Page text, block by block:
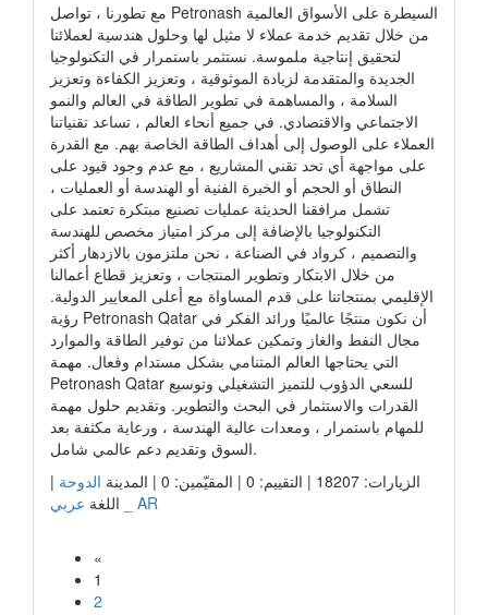
مع تطورنا ، تواصل Petronash السيطرة على الأسواق العالمية
من خلال تقديم خدمة عملاء لا مثيل لها وحلول هندسية لعملائنا
لتحقيق إنتاجية ملموسة. نستثمر باستمرار في التكنولوجيا
الجديدة والمتقدمة لزيادة الموثوقية ، وتعزيز الكفاءة وتعزيز
السلامة ، والمساهمة في تطوير الطاقة في العالم والنمو
الاجتماعي والاقتصادي. في جميع أنحاء العالم ، تساعد تقنياتنا
العملاء على الوصول إلى أهداف الطاقة الخاصة بهم. مع القدرة
على مواجهة أي تحد تقني المشاريع ، مع عدم وجود قيود على
النطاق أو الحجم أو الخبرة الفنية أو الهندسة أو العمليات ،
تشمل مرافقنا الحديثة عمليات تصنيع مبتكرة تعتمد على
التكنولوجيا بالإضافة إلى مركز امتياز مخصص للهندسة
والتصميم ، كرواد في الصناعة ، نحن ملتزمون بالازدهار أكثر
من خلال الابتكار وتطوير المنتجات ، وتعزيز قطاع أعمالنا
الإقليمي بمنتجاتنا على قدم المساواة مع أعلى المعايير الدولية.
رؤية Petronash Qatar أن نكون منتجًا عالميًا ورائد الفكر في
مجال النفط والغاز وتمكين عملائنا من توفير الطاقة والموارد
التي يحتاجها العالم المتنامي بشكل مستدام وفعال. مهمة
Petronash Qatar للسعي الدؤوب للتميز التشغيلي وتوسيع
القدرات والاستثمار في البحث والتطوير. وتقديم حلول مهمة
للمهام باستمرار ، ومعدات عالية الهندسة ، ورعاية مكثفة بعد
السوق وتقديم دعم عالمي شامل.
الزيارات: 18207 | التقييم: 0 | المقيّمين: 0 | المدينة
الدوحة |
اللغة عربي _ AR
«
1
2